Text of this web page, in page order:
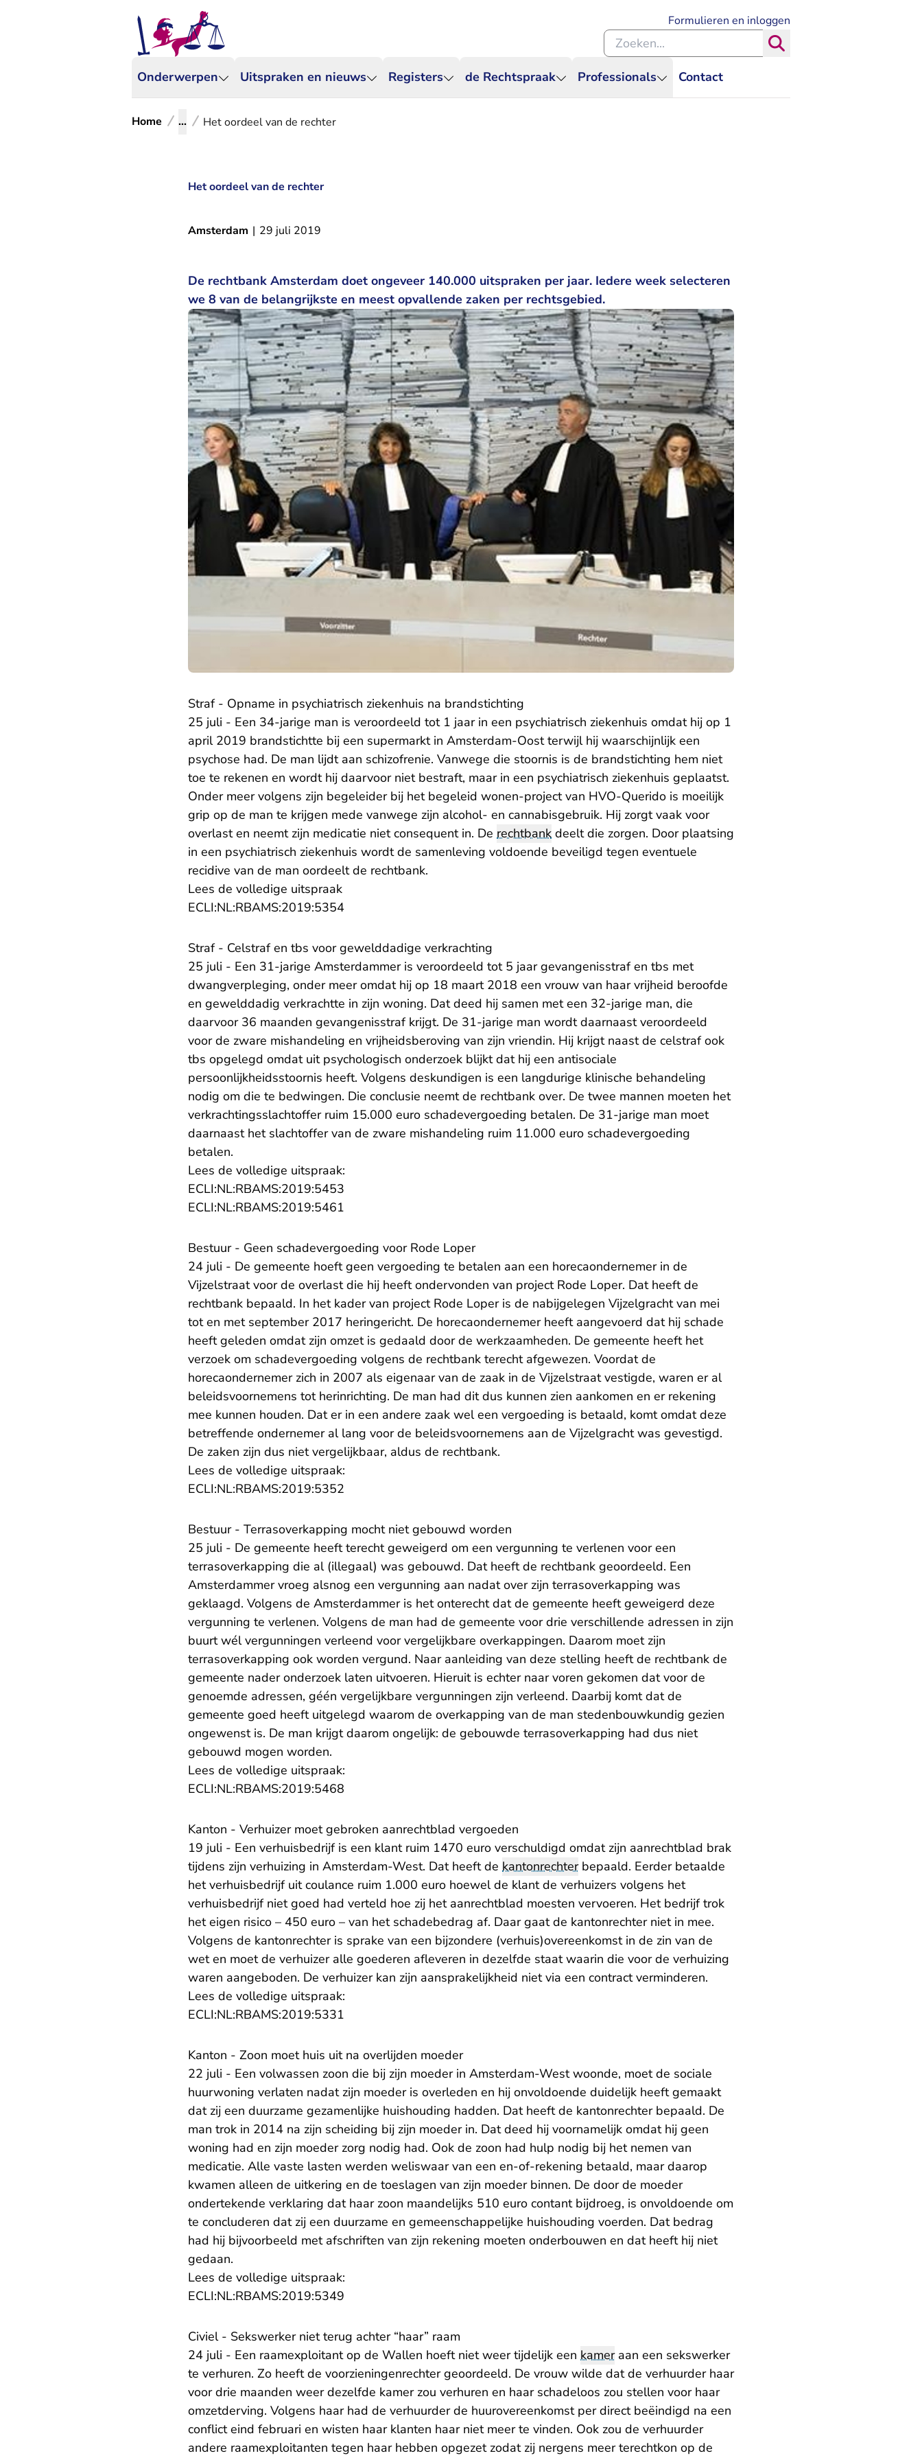
Onderwerpen Uitspraken en nieuws Registers de Rechtspraak Professionals Contact
Formulieren en inloggen
Zoeken binnen de Rechtspraak
Home ... Het oordeel van de rechter
Het oordeel van de rechter
Amsterdam | 29 juli 2019
De rechtbank Amsterdam doet ongeveer 140.000 uitspraken per jaar. Iedere week selecteren
we 8 van de belangrijkste en meest opvallende zaken per rechtsgebied.
Straf - Opname in psychiatrisch ziekenhuis na brandstichting
25 juli - Een 34-jarige man is veroordeeld tot 1 jaar in een psychiatrisch ziekenhuis omdat hij op 1
april 2019 brandstichtte bij een supermarkt in Amsterdam-Oost terwijl hij waarschijnlijk een
psychose had. De man lijdt aan schizofrenie. Vanwege die stoornis is de brandstichting hem niet
toe te rekenen en wordt hij daarvoor niet bestraft, maar in een psychiatrisch ziekenhuis geplaatst.
Onder meer volgens zijn begeleider bij het begeleid wonen-project van HVO-Querido is moeilijk
grip op de man te krijgen mede vanwege zijn alcohol- en cannabisgebruik. Hij zorgt vaak voor
overlast en neemt zijn medicatie niet consequent in. De rechtbank deelt die zorgen. Door plaatsing
in een psychiatrisch ziekenhuis wordt de samenleving voldoende beveiligd tegen eventuele
recidive van de man oordeelt de rechtbank.
Lees de volledige uitspraak
ECLI:NL:RBAMS:2019:5354- U verlaat Rechtspraak.nl
Straf - Celstraf en tbs voor gewelddadige verkrachting
25 juli - Een 31-jarige Amsterdammer is veroordeeld tot 5 jaar gevangenisstraf en tbs met
dwangverpleging, onder meer omdat hij op 18 maart 2018 een vrouw van haar vrijheid beroofde
en gewelddadig verkrachtte in zijn woning. Dat deed hij samen met een 32-jarige man, die
daarvoor 36 maanden gevangenisstraf krijgt. De 31-jarige man wordt daarnaast veroordeeld
voor de zware mishandeling en vrijheidsberoving van zijn vriendin. Hij krijgt naast de celstraf ook
tbs opgelegd omdat uit psychologisch onderzoek blijkt dat hij een antisociale
persoonlijkheidsstoornis heeft. Volgens deskundigen is een langdurige klinische behandeling
nodig om die te bedwingen. Die conclusie neemt de rechtbank over. De twee mannen moeten het
verkrachtingsslachtoffer ruim 15.000 euro schadevergoeding betalen. De 31-jarige man moet
daarnaast het slachtoffer van de zware mishandeling ruim 11.000 euro schadevergoeding
betalen.
Lees de volledige uitspraak:
ECLI:NL:RBAMS:2019:5453
ECLI:NL:RBAMS:2019:5461
Bestuur - Geen schadevergoeding voor Rode Loper
24 juli - De gemeente hoeft geen vergoeding te betalen aan een horecaondernemer in de
Vijzelstraat voor de overlast die hij heeft ondervonden van project Rode Loper. Dat heeft de
rechtbank bepaald. In het kader van project Rode Loper is de nabijgelegen Vijzelgracht van mei
tot en met september 2017 heringericht. De horecaondernemer heeft aangevoerd dat hij schade
heeft geleden omdat zijn omzet is gedaald door de werkzaamheden. De gemeente heeft het
verzoek om schadevergoeding volgens de rechtbank terecht afgewezen. Voordat de
horecaondernemer zich in 2007 als eigenaar van de zaak in de Vijzelstraat vestigde, waren er al
beleidsvoornemens tot herinrichting. De man had dit dus kunnen zien aankomen en er rekening
mee kunnen houden. Dat er in een andere zaak wel een vergoeding is betaald, komt omdat deze
betreffende ondernemer al lang voor de beleidsvoornemens aan de Vijzelgracht was gevestigd.
De zaken zijn dus niet vergelijkbaar, aldus de rechtbank.
Lees de volledige uitspraak:
ECLI:NL:RBAMS:2019:5352
Bestuur - Terrasoverkapping mocht niet gebouwd worden
25 juli - De gemeente heeft terecht geweigerd om een vergunning te verlenen voor een
terrasoverkapping die al (illegaal) was gebouwd. Dat heeft de rechtbank geoordeeld. Een
Amsterdammer vroeg alsnog een vergunning aan nadat over zijn terrasoverkapping was
geklaagd. Volgens de Amsterdammer is het onterecht dat de gemeente heeft geweigerd deze
vergunning te verlenen. Volgens de man had de gemeente voor drie verschillende adressen in zijn
buurt wél vergunningen verleend voor vergelijkbare overkappingen. Daarom moet zijn
terrasoverkapping ook worden vergund. Naar aanleiding van deze stelling heeft de rechtbank de
gemeente nader onderzoek laten uitvoeren. Hieruit is echter naar voren gekomen dat voor de
genoemde adressen, géén vergelijkbare vergunningen zijn verleend. Daarbij komt dat de
gemeente goed heeft uitgelegd waarom de overkapping van de man stedenbouwkundig gezien
ongewenst is. De man krijgt daarom ongelijk: de gebouwde terrasoverkapping had dus niet
gebouwd mogen worden.
Lees de volledige uitspraak:
ECLI:NL:RBAMS:2019:5468
Kanton - Verhuizer moet gebroken aanrechtblad vergoeden
19 juli - Een verhuisbedrijf is een klant ruim 1470 euro verschuldigd omdat zijn aanrechtblad brak
tijdens zijn verhuizing in Amsterdam-West. Dat heeft de kantonrechterbepaald. Eerder betaalde
het verhuisbedrijf uit coulance ruim 1.000 euro hoewel de klant de verhuizers volgens het
verhuisbedrijf niet goed had verteld hoe zij het aanrechtblad moesten vervoeren. Het bedrijf trok
het eigen risico – 450 euro – van het schadebedrag af. Daar gaat de kantonrechter niet in mee.
Volgens de kantonrechter is sprake van een bijzondere (verhuis)overeenkomst in de zin van de
wet en moet de verhuizer alle goederen afleveren in dezelfde staat waarin die voor de verhuizing
waren aangeboden. De verhuizer kan zijn aansprakelijkheid niet via een contract verminderen.
Lees de volledige uitspraak:
ECLI:NL:RBAMS:2019:5331
Kanton - Zoon moet huis uit na overlijden moeder
22 juli - Een volwassen zoon die bij zijn moeder in Amsterdam-West woonde, moet de sociale
huurwoning verlaten nadat zijn moeder is overleden en hij onvoldoende duidelijk heeft gemaakt
dat zij een duurzame gezamenlijke huishouding hadden. Dat heeft de kantonrechter bepaald. De
man trok in 2014 na zijn scheiding bij zijn moeder in. Dat deed hij voornamelijk omdat hij geen
woning had en zijn moeder zorg nodig had. Ook de zoon had hulp nodig bij het nemen van
medicatie. Alle vaste lasten werden weliswaar van een en-of-rekening betaald, maar daarop
kwamen alleen de uitkering en de toeslagen van zijn moeder binnen. De door de moeder
ondertekende verklaring dat haar zoon maandelijks 510 euro contant bijdroeg, is onvoldoende om
te concluderen dat zij een duurzame en gemeenschappelijke huishouding voerden. Dat bedrag
had hij bijvoorbeeld met afschriften van zijn rekening moeten onderbouwen en dat heeft hij niet
gedaan.
Lees de volledige uitspraak:
ECLI:NL:RBAMS:2019:5349
Civiel - Sekswerker niet terug achter “haar” raam
24 juli - Een raamexploitant op de Wallen hoeft niet weer tijdelijk een kameraan een sekswerker
te verhuren. Zo heeft de voorzieningenrechter geoordeeld. De vrouw wilde dat de verhuurder haar
voor drie maanden weer dezelfde kamer zou verhuren en haar schadeloos zou stellen voor haar
omzetderving. Volgens haar had de verhuurder de huurovereenkomst per direct beëindigd na een
conflict eind februari en wisten haar klanten haar niet meer te vinden. Ook zou de verhuurder
andere raamexploitanten tegen haar hebben opgezet zodat zij nergens meer terechtkon op de